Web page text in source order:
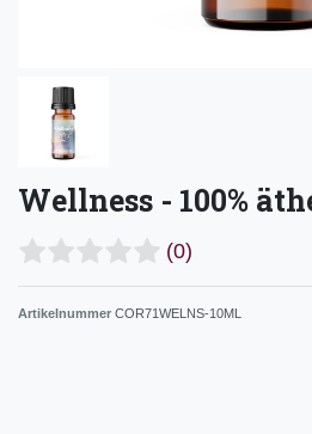
Wellness - 100%
(0)
Artikelnummer COR71WELNS-10ML